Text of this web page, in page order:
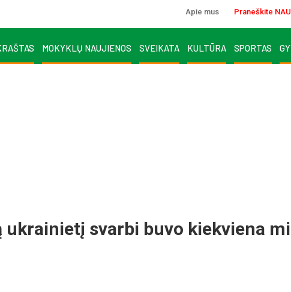
Apie mus Praneškite
MOKYKLŲ NAUJIENOS SVEIKATA KULTŪRA SPORTAS
svarbi buvo kiekviena